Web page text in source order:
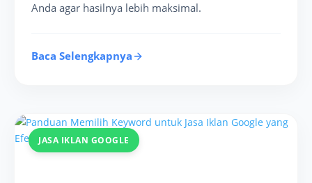
Anda agar hasilnya lebih maksimal.
Baca Selengkapnya
JASA IKLAN GOOGLE